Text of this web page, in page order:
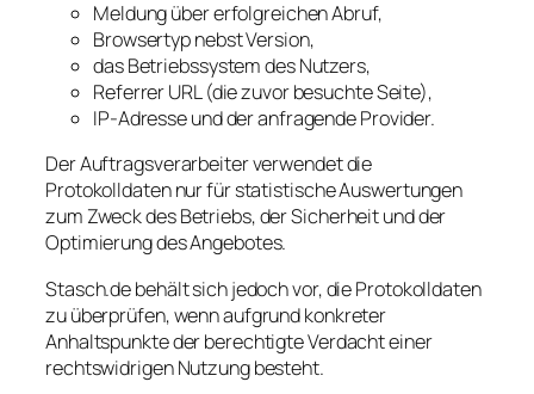
Meldung über erfolgreichen Abruf,
Browsertyp nebst Version,
das Betriebssystem des Nutzers,
Referrer URL (die zuvor besuchte Seite),
IP-Adresse und der anfragende Provider.
Der Auftragsverarbeiter verwendet die
Protokolldaten nur für statistische Auswertungen
zum Zweck des Betriebs, der Sicherheit und der
Optimierung des Angebotes.
Stasch.de behält sich jedoch vor, die Protokolldaten
zu überprüfen, wenn aufgrund konkreter
Anhaltspunkte der berechtigte Verdacht einer
rechtswidrigen Nutzung besteht.